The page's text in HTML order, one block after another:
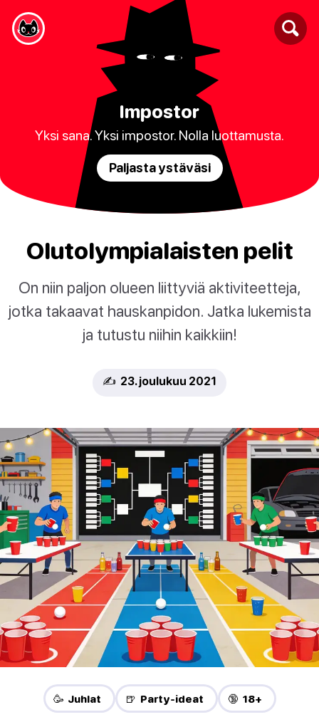
Impostor
Yksi sana. Yksi impostor. Nolla luottamusta.
Paljasta ystäväsi
Olutolympialaisten pelit
On niin paljon olueen liittyviä aktiviteetteja,
jotka takaavat hauskanpidon. Jatka lukemista
ja tutustu niihin kaikkiin!
✍️ 23. joulukuu 2021
🥳 Juhlat 🍺 Party-ideat 🔞 18+